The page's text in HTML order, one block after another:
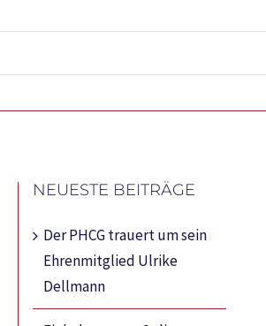
NEUESTE BEITRÄGE
Der PHCG trauert um sein
Ehrenmitglied Ulrike
Dellmann